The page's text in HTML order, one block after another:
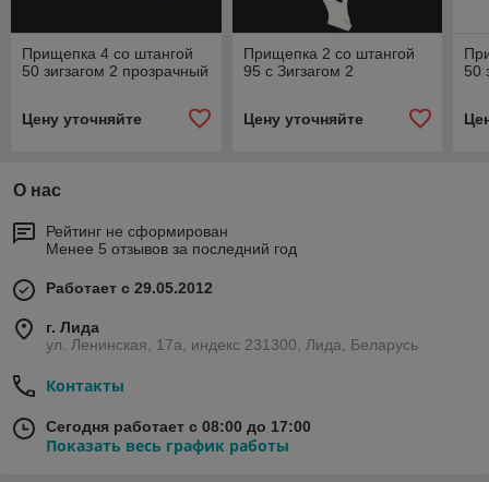
Прищепка 4 со штангой
50 зигзагом 2 прозрачный
Цену уточняйте
Прищепка 2 со штангой
95 с Зигзагом 2
Цену уточняйте
50
О нас
Рейтинг не сформирован
Менее 5 отзывов за последний год
Работает с 29.05.2012
г. Лида
ул. Ленинская, 17а, индекс 231300, Лида, Беларусь
Контакты
Сегодня работает с 08:00 до 17:00
Показать весь график работы